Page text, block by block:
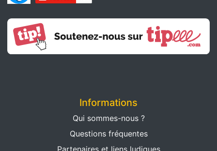
Informations
Qui sommes-nous ?
Questions fréquentes
Partenaires et liens ludiques